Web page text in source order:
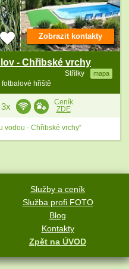
- Chřibské vrchy
Střílky mapa
hřiště
Zobrazit kontakty
3x
Ceník
ZDE
vodou - Chřibské vrchy“
Služby a ceník
Služba profi FOTO
Blog
Kontakty
Zpět na ÚVOD